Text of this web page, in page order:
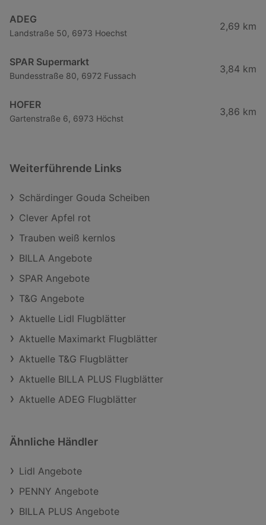
ADEG
Landstraße 50, 6973 Hoechst
2,69 km
SPAR Supermarkt
Bundesstraße 80, 6972 Fussach
3,84 km
HOFER
Gartenstraße 6, 6973 Höchst
3,86 km
Weiterführende Links
Schärdinger Gouda Scheiben
Clever Apfel rot
Trauben weiß kernlos
BILLA Angebote
SPAR Angebote
T&G Angebote
Aktuelle Lidl Flugblätter
Aktuelle Maximarkt Flugblätter
Aktuelle T&G Flugblätter
Aktuelle BILLA PLUS Flugblätter
Aktuelle ADEG Flugblätter
Ähnliche Händler
Lidl Angebote
PENNY Angebote
BILLA PLUS Angebote